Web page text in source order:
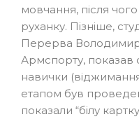
мовчання, після
руханку. Пізніше,
Перерва Володимир,
Армспорту, показав
навички
етапом був
показали “білу